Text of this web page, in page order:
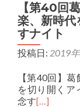
【第40回
楽、新時代
すナイト
投稿日: 2019
【第40回】
を切り開くア
念す[…]